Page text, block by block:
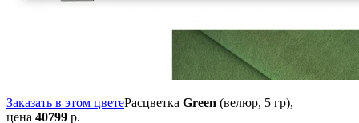
Заказать в этом цветеРасцветка Green (велюр, 5 гр),
цена 40799 р.